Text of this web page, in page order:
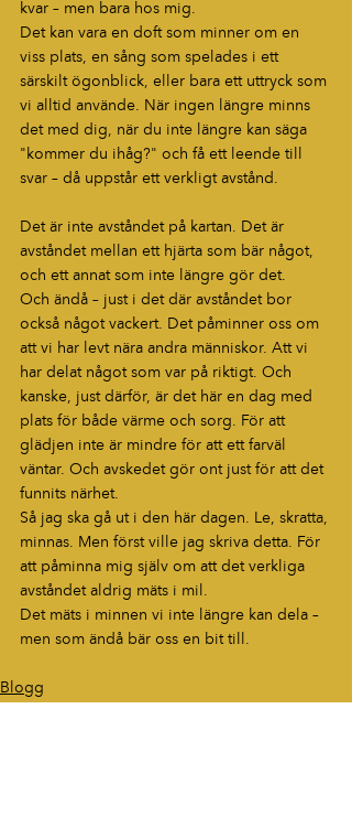
kvar – men bara hos mig.
Det kan vara en doft som minner om en
viss plats, en sång som spelades i ett
särskilt ögonblick, eller bara ett uttryck som
vi alltid använde. När ingen längre minns
det med dig, när du inte längre kan säga
"kommer du ihåg?" och få ett leende till
svar – då uppstår ett verkligt avstånd.
Det är inte avståndet på kartan. Det är
avståndet mellan ett hjärta som bär något,
och ett annat som inte längre gör det.
Och ändå – just i det där avståndet bor
också något vackert. Det påminner oss om
att vi har levt nära andra människor. Att vi
har delat något som var på riktigt. Och
kanske, just därför, är det här en dag med
plats för både värme och sorg. För att
glädjen inte är mindre för att ett farväl
väntar. Och avskedet gör ont just för att det
funnits närhet.
Så jag ska gå ut i den här dagen. Le, skratta,
minnas. Men först ville jag skriva detta. För
att påminna mig själv om att det verkliga
avståndet aldrig mäts i mil.
Det mäts i minnen vi inte längre kan dela –
men som ändå bär oss en bit till.
Blogg